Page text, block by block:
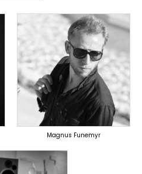
TOPLINER
PRODUCER
SINGER
OVERSEAS
Magnus Funemyr